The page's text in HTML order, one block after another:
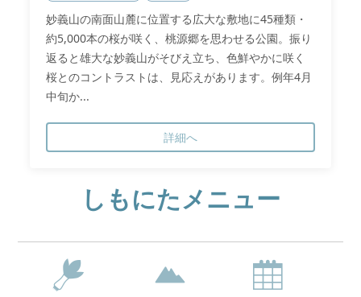
妙義山の南面山麓に位置する広大な敷地に45種類・
約5,000本の桜が咲く、桃源郷を思わせる公園。振り
返ると雄大な妙義山がそびえ立ち、色鮮やかに咲く
桜とのコントラストは、見応えがあります。例年4月
中旬か...
詳細へ
しもにたメニュー